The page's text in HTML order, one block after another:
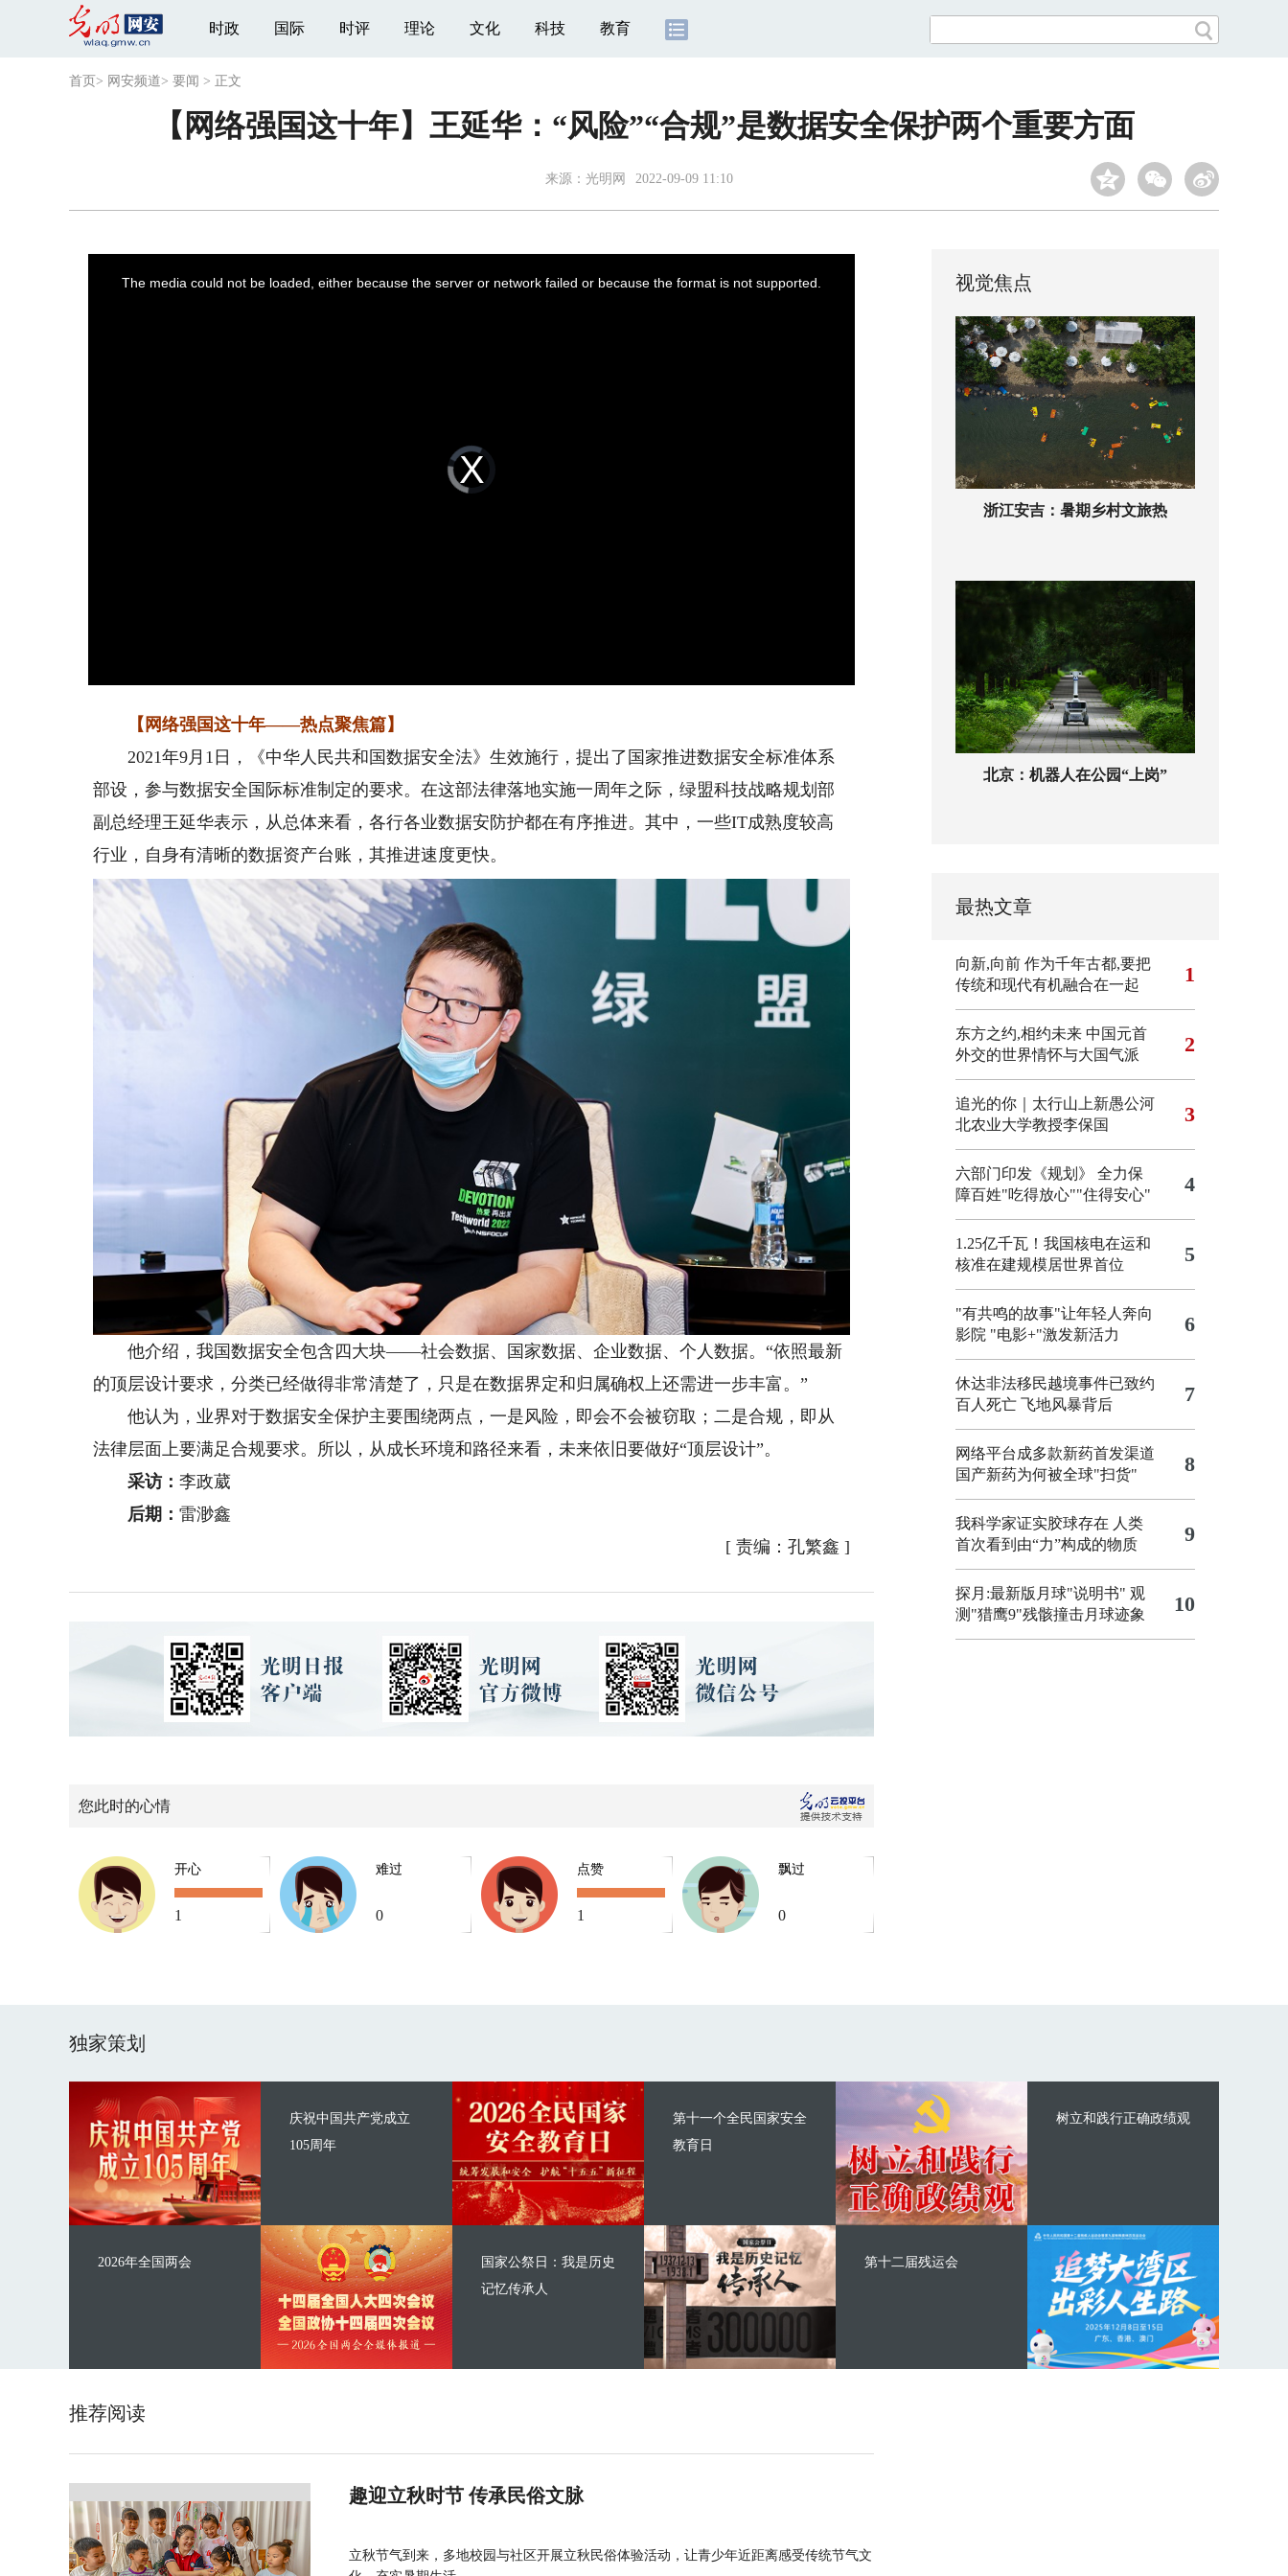
时政 国际 时评 理论 文化 科技 教育
首页 > 网安频道> 要闻 > 正文
【网络强国这十年】王延华：“风险”“合规”是数据安全保护两个重要方面
来源： 光明网 2022-09-09 11:10
Video
Player
is
loading.
The media could not be loaded, either because the server or network failed or because the format is not supported.
【网络强国这十年——热点聚焦篇】
2021年9月1日，《中华人民共和国数据安全法》生效施行，提出了国家推进数据安全标准体系
部设，参与数据安全国际标准制定的要求。在这部法律落地实施一周年之际，绿盟科技战略规划部
副总经理王延华表示，从总体来看，各行各业数据安防护都在有序推进。其中，一些IT成熟度较高
行业，自身有清晰的数据资产台账，其推进速度更快。
他介绍，我国数据安全包含四大块——社会数据、国家数据、企业数据、个人数据。“依照最新
的顶层设计要求，分类已经做得非常清楚了，只是在数据界定和归属确权上还需进一步丰富。”
他认为，业界对于数据安全保护主要围绕两点，一是风险，即会不会被窃取；二是合规，即从
法律层面上要满足合规要求。所以，从成长环境和路径来看，未来依旧要做好“顶层设计”。
采访：李政葳
后期：雷渺鑫
[ 责编：孔繁鑫 ]
您此时的心情
开心
1
难过
0
点赞
1
飘过
0
视觉焦点
浙江安吉：暑期乡村文旅热
北京：机器人在公园“上岗”
最热文章
向新,向前 作为千年古都,要把
传统和现代有机融合在一起
1
东方之约,相约未来 中国元首
外交的世界情怀与大国气派
2
追光的你｜太行山上新愚公河
北农业大学教授李保国
3
六部门印发《规划》 全力保
障百姓"吃得放心""住得安心"
4
1.25亿千瓦！我国核电在运和
核准在建规模居世界首位
5
"有共鸣的故事"让年轻人奔向
影院 "电影+"激发新活力 6
休达非法移民越境事件已致约
百人死亡 飞地风暴背后 7
网络平台成多款新药首发渠道
国产新药为何被全球"扫货"
8
我科学家证实胶球存在 人类
首次看到由“力”构成的物质
9
探月:最新版月球"说明书" 观
测"猎鹰9"残骸撞击月球迹象
10
独家策划
庆祝中国共产党成立
105周年
2026年全国两会
第十一个全民国家安全
教育日
国家公祭日：我是历史
记忆传承人
树立和践行正确政绩观
第十二届残运会
推荐阅读
趣迎立秋时节 传承民俗文脉
立秋节气到来，多地校园与社区开展立秋民俗体验活动，让青少年近距离感受传统节气文